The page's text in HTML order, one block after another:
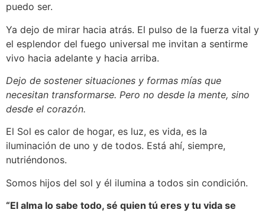
puedo ser.
Ya dejo de mirar hacia atrás. El pulso de la fuerza vital y
el esplendor del fuego universal me invitan a sentirme
vivo hacia adelante y hacia arriba.
Dejo de sostener situaciones y formas mías que
necesitan transformarse. Pero no desde la mente, sino
desde el corazón.
El Sol es calor de hogar, es luz, es vida, es la
iluminación de uno y de todos. Está ahí, siempre,
nutriéndonos.
Somos hijos del sol y él ilumina a todos sin condición.
“El alma lo sabe todo, sé quien tú eres y tu vida se